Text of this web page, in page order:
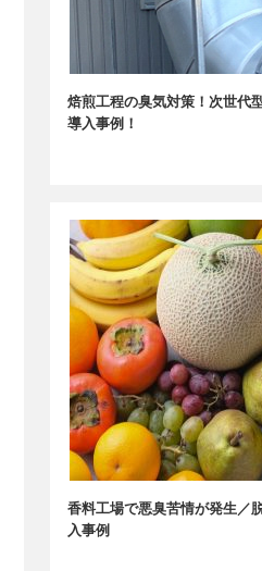
焙煎工程の臭気対策！次世代
導入事例！
香料工場で悪臭苦情が発生／
入事例